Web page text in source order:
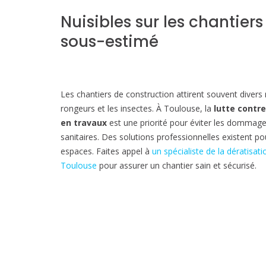
Nuisibles sur les
sous-estimé
Les chantiers de construction attirent souvent
rongeurs et les insectes. À Toulouse, la lutte
en travaux est une priorité pour éviter les
sanitaires. Des solutions professionnelles existent
espaces. Faites appel à un spécialiste de la
Toulouse pour assurer un chantier sain et sécurisé.